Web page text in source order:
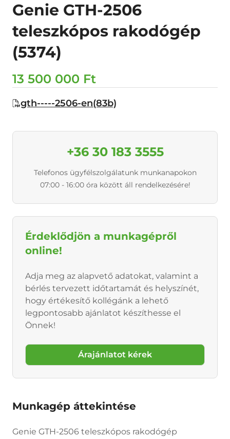
Genie GTH-2506
teleszkópos rakodógép
(5374)
13 500 000 Ft
gth-----2506-en(83b)
+36 30 183 3555
Telefonos ügyfélszolgálatunk munkanapokon
07:00 - 16:00 óra között áll rendelkezésére!
Érdeklődjön a munkagépről
online!
Adja meg az alapvető adatokat, valamint a
bérlés tervezett időtartamát és helyszínét,
hogy értékesítő kollégánk a lehető
legpontosabb ajánlatot készíthesse el
Önnek!
Árajánlatot kérek
Munkagép áttekintése
Genie GTH-2506 teleszkópos rakodógép